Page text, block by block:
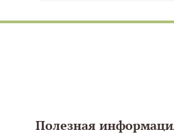
Полезная